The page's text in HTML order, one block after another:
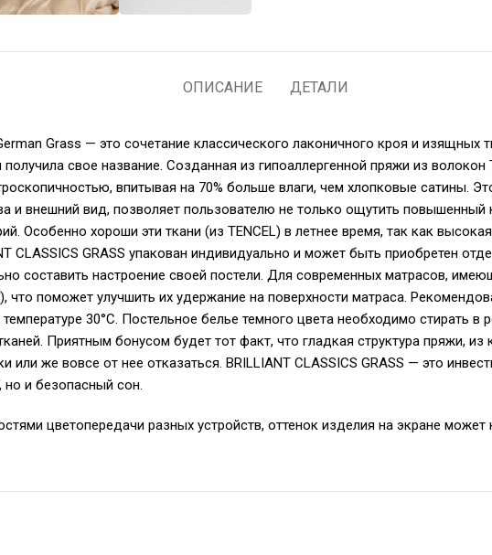
ОПИСАНИЕ ДЕТАЛИ
Grass — это сочетание классического лаконичного кроя и изящных
свое название. Созданная из гипоаллергенной пряжи из волокон
впитывая на 70% больше влаги, чем хлопковые сатины.
и внешний вид, позволяет пользователю не только ощутить
Особенно хороши эти ткани (из TENCEL) в летнее время, так как
GRASS упакован индивидуально и может быть приобретен
составить настроение своей постели. Для современных матрасов,
что поможет улучшить их удержание на поверхности матраса.
30°С. Постельное белье темного цвета необходимо стирать в
Приятным бонусом будет тот факт, что гладкая структура пряжи,
или же вовсе от нее отказаться. BRILLIANT CLASSICS GRASS — это
но и безопасный сон.
цветопередачи разных устройств, оттенок изделия на экране может